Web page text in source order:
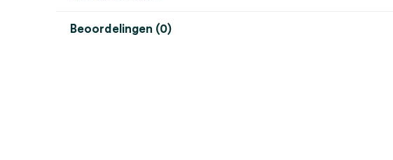
Beoordelingen (0)